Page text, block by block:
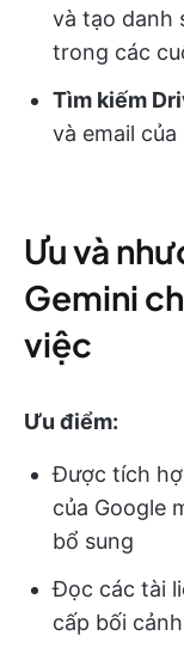
và tạo danh
trong các
Tìm kiếm
và email
Ưu và
Gemini
việc
Ưu điểm:
Được tích
của Google
bổ sung
Đọc các tài
cấp bối